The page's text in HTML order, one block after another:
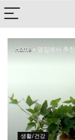
Home » 옆집에서 추
생활/건강